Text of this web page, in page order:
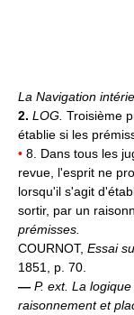
La Navigation
2. LOG. Troisième
établie si les
• 8. Dans tous les
revue, l'esprit ne
lorsqu'il s'agit
sortir, par un
prémisses.
COURNOT, Essai
1851, p. 70.
— P. ext. La
raisonnement et